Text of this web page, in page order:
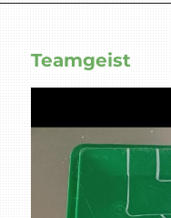
gedacht
Teamgeist